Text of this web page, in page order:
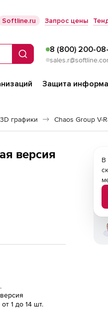
Softline.ru Запрос цены
Поиск
8 (800) 200-
Защита
графики Chaos Group V-
версия
1 до 14 шт.
В